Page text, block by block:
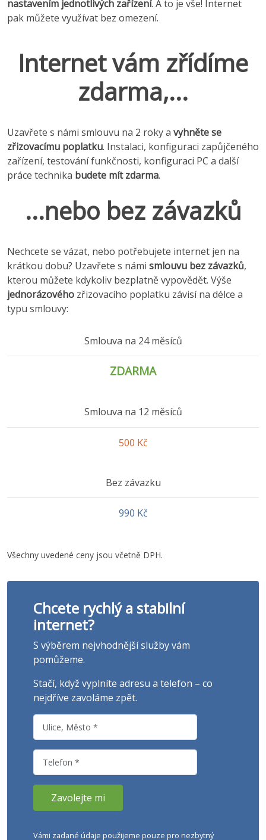
nastavením jednotlivých zařízení. A to je vše! Internet
pak můžete využívat bez omezení.
Internet vám zřídíme
zdarma,...
Uzavřete s námi smlouvu na 2 roky a vyhněte se
zřizovacímu poplatku. Instalaci, konfiguraci zapůjčeného
zařízení, testování funkčnosti, konfiguraci PC a další
práce technika budete mít zdarma.
...nebo bez závazků
Nechcete se vázat, nebo potřebujete internet jen na
krátkou dobu? Uzavřete s námi smlouvu bez závazků,
kterou můžete kdykoliv bezplatně vypovědět. Výše
jednorázového zřizovacího poplatku závisí na délce a
typu smlouvy:
Smlouva na 24 měsíců
ZDARMA
Smlouva na 12 měsíců
500 Kč
Bez závazku
990 Kč
Všechny uvedené ceny jsou včetně DPH.
Chcete rychlý a stabilní
internet?
S výběrem nejvhodnější služby vám
pomůžeme.
Stačí, když vyplníte adresu a telefon – co
nejdříve zavoláme zpět.
Vámi zadané údaje použijeme pouze pro nezbytný